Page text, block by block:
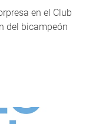
en el Club
del bicampeón